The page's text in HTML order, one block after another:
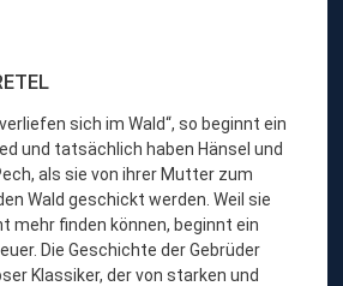
sich im Wald“, so beginnt ein
und tatsächlich haben Hänsel und
als sie von ihrer Mutter zum
Wald geschickt werden. Weil sie
mehr finden können, beginnt ein
Die Geschichte der Gebrüder
Klassiker, der von starken und